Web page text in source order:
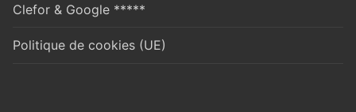
Clefor & Google *****
Politique de cookies (UE)